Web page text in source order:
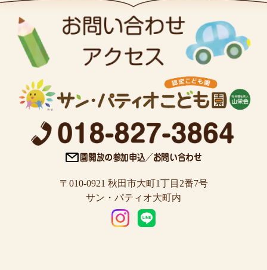
〒010-0921 秋田市大町1丁目2番7号
サン・パティオ大町内